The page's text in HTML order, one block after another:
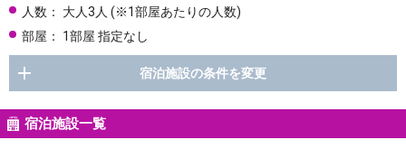
人数：
大人3人 (※1部屋あたりの人数)
部屋：
1部屋 指定なし
宿泊施設の条件を変更
宿泊施設一覧